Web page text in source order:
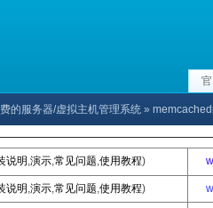
的服务器/虚拟主机管理系统 »
说明 ,演示,常见问题,使用教程)
说明 ,演示,常见问题,使用教程)